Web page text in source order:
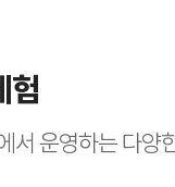
험
서 운영하는 다양